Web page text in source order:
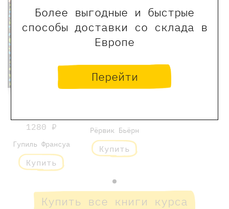
Более выгодные и быстрые
способы доставки со склада в
Европе
Перейти
1280 ₽
Гупиль Франсуа
Купить
Два мелких
Рёрвик Бьёрн
Купить
Купить все книги курса